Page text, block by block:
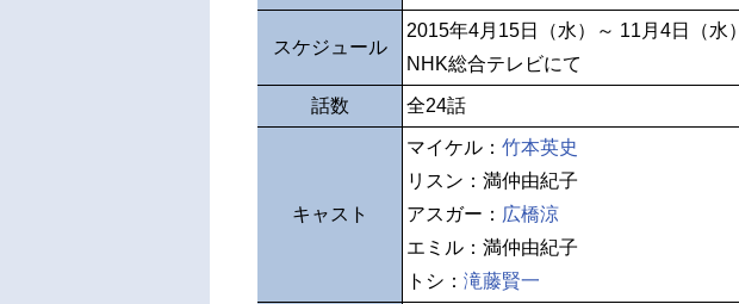
スケジュール
2015年4月15日（水）～ 11月4日（水）
NHK総合テレビにて
話数 全24話
キャスト
マイケル： 竹本英史
リスン：満仲由紀子
アスガー： 広橋涼
エミル：満仲由紀子
トシ： 滝藤賢一